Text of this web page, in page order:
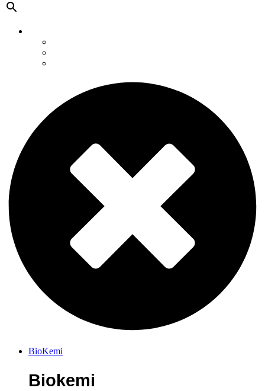
BioKemi
Biokemi